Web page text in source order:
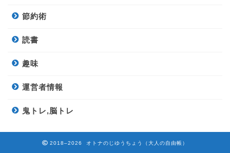
節約術
読書
趣味
運営者情報
鬼トレ,脳トレ
2018–2026 オトナのじゆうちょう（大人の自由帳）